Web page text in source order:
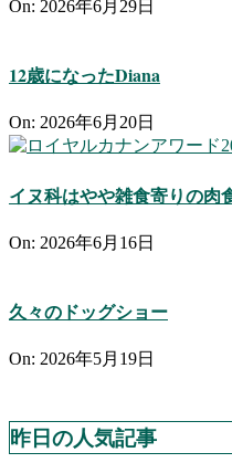
On: 2026年6月29日
12歳になったDiana
On: 2026年6月20日
イヌ科はやや雑食寄りの肉
On: 2026年6月16日
久々のドッグショー
On: 2026年5月19日
昨日の人気記事